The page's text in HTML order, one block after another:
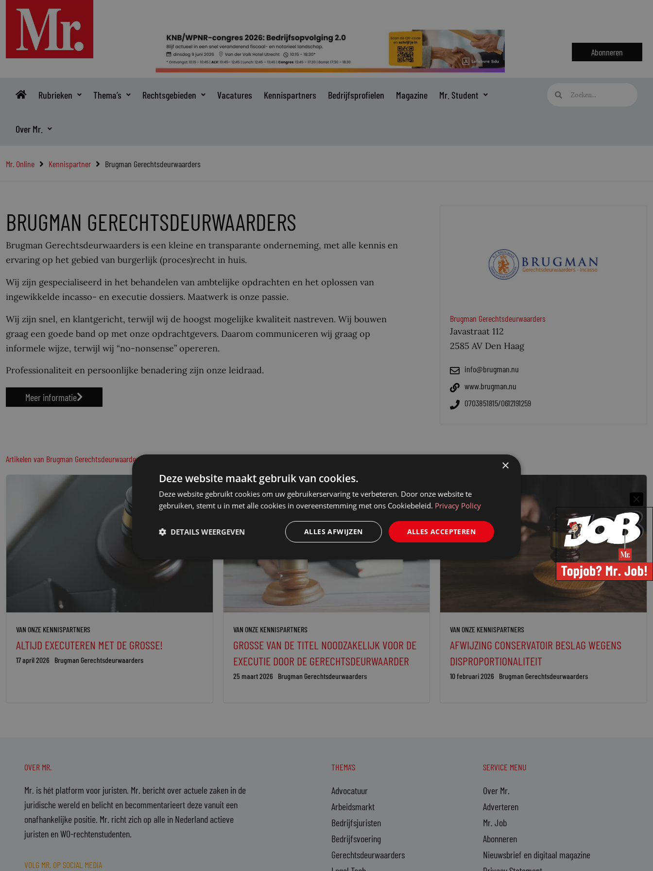
inhoud
Abonneren
Rubrieken Thema’s Rechtsgebieden Vacatures Kennispartners Bedrijfsprofielen Magazine Mr. Student
Over Mr.
Zoeken
Mr. Online Kennispartner Brugman Gerechtsdeurwaarders
BRUGMAN GERECHTSDEURWAARDERS
Brugman Gerechtsdeurwaarders is een kleine en transparante onderneming, met alle kennis en
ervaring op het gebied van burgerlijk (proces)recht in huis.
Wij zijn gespecialiseerd in het behandelen van ambtelijke opdrachten en het oplossen van
ingewikkelde incasso- en executie dossiers. Maatwerk is onze passie.
Wij zijn snel, en klantgericht, terwijl wij de hoogst mogelijke kwaliteit nastreven. Wij bouwen
graag een goede band op met onze opdrachtgevers. Daarom communiceren wij graag op
informele wijze, terwijl wij “no-nonsense” opereren.
Professionaliteit en persoonlijke benadering zijn onze leidraad.
Meer informatie
Brugman Gerechtsdeurwaarders
Javastraat 112
2585 AV Den Haag
info@brugman.nu
www.brugman.nu
0703851815/0612191259
Artikelen van Brugman Gerechtsdeurwaarders
VAN ONZE KENNISPARTNERS
ALTIJD EXECUTEREN MET DE GROSSE!
17 april 2026 Brugman Gerechtsdeurwaarders
VAN ONZE KENNISPARTNERS
GROSSE VAN DE TITEL NOODZAKELIJK VOOR DE
EXECUTIE DOOR DE GERECHTSDEURWAARDER
25 maart 2026 Brugman Gerechtsdeurwaarders
VAN ONZE KENNISPARTNERS
AFWIJZING CONSERVATOIR BESLAG WEGENS
DISPROPORTIONALITEIT
10 februari 2026 Brugman Gerechtsdeurwaarders
OVER MR.
Mr. is hét platform voor juristen. Mr. bericht over actuele zaken in de
juridische wereld en belicht en becommentarieert deze vanuit een
onafhankelijke positie. Mr. richt zich op alle in Nederland actieve
juristen en WO-rechtenstudenten.
VOLG MR. OP SOCIAL MEDIA
THEMA'S
Advocatuur
Arbeidsmarkt
Bedrijfsjuristen
Bedrijfsvoering
Gerechtsdeurwaarders
SERVICE MENU
Over Mr.
Adverteren
Mr. Job
Abonneren
Nieuwsbrief en digitaal magazine
×
Deze website maakt gebruik van cookies.
Deze website gebruikt cookies om uw gebruikerservaring te verbeteren. Door onze website te
gebruiken, stemt u in met alle cookies in overeenstemming met ons Cookiebeleid. Privacy Policy
ALLES ACCEPTEREN
ALLES AFWIJZEN
DETAILS WEERGEVEN